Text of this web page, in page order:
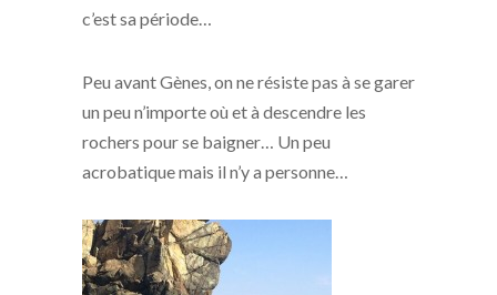
c’est sa période…
Peu avant Gènes, on ne résiste pas à se garer
un peu n’importe où et à descendre les
rochers pour se baigner… Un peu
acrobatique mais il n’y a personne…